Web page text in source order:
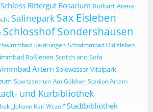
Rittergut Rosarium Rotbart Arena
Salinepark Sax Eisleben
Schlosshof Sondershausen
Heldrungen Schwimmbad Oldisleben
Roßleben Scotch and Sofa
Artern Solewasser-Vitalpark
Sportzentrum Am Göldner Stadion Artern
und Kurbibliothek
„Johann Karl Wezel“ Stadtbibliothek